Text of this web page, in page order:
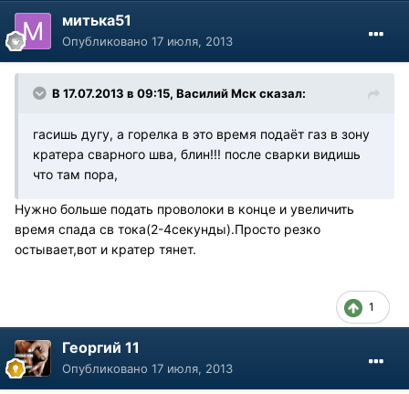
митька51
Опубликовано 17 июля, 2013
В 17.07.2013 в 09:15, Василий Мск сказал:
гасишь дугу, а горелка в это время подаёт газ в зону
кратера сварного шва, блин!!! после сварки видишь
что там пора,
Нужно больше подать проволоки в конце и увеличить
время спада св тока(2-4секунды).Просто резко
остывает,вот и кратер тянет.
1
Георгий 11
Опубликовано 17 июля, 2013